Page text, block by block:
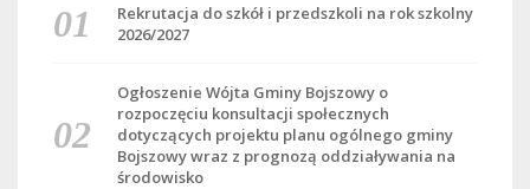
Rekrutacja do szkół i przedszkoli na rok szkolny
2026/2027
Ogłoszenie Wójta Gminy Bojszowy o
rozpoczęciu konsultacji społecznych
dotyczących projektu planu ogólnego gminy
Bojszowy wraz z prognozą oddziaływania na
środowisko